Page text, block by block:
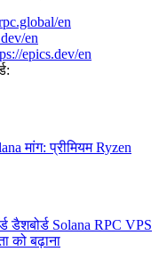
en
en
epics.dev/en
मांग: प्रीमियम Ryzen
डैशबोर्ड Solana RPC VPS
को बढ़ाना